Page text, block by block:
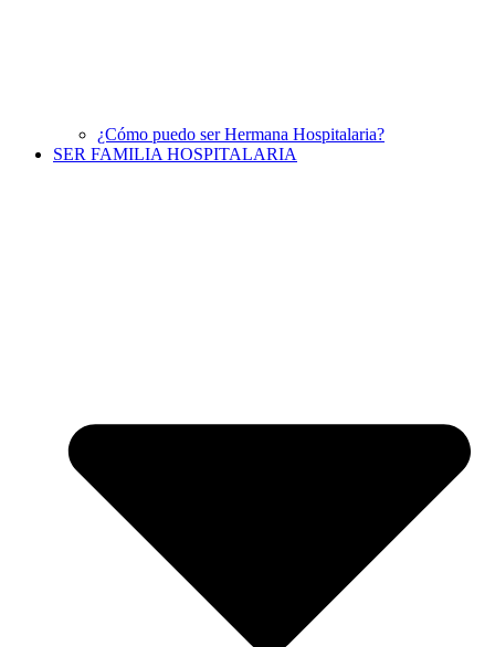
¿Cómo puedo ser Hermana Hospitalaria?
SER FAMILIA HOSPITALARIA